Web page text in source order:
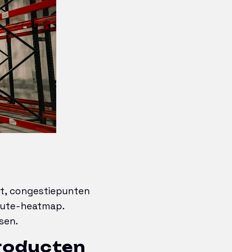
congestiepunten
heatmap.